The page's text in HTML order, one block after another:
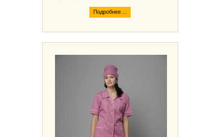
Подробнее ...